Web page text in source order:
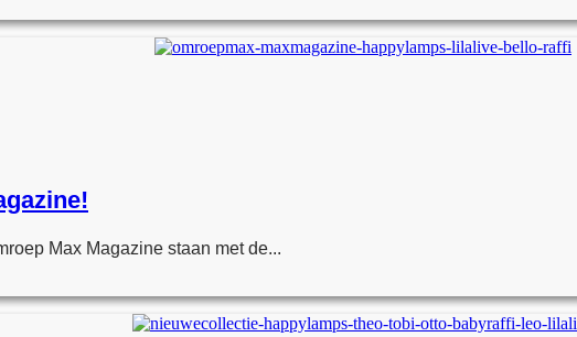
Max Magazine staan met de...